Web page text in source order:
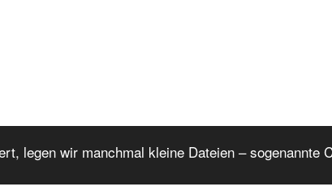
legen wir manchmal kleine Dateien – sogenannte